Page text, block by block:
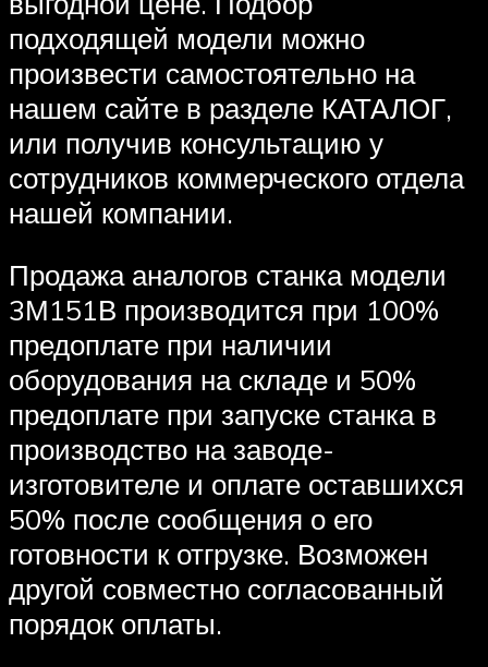
подходящей модели можно
произвести самостоятельно на
нашем сайте в разделе КАТАЛОГ,
или получив консультацию у
сотрудников коммерческого отдела
нашей компании.
Продажа аналогов станка модели
3М151В производится при 100%
предоплате при наличии
оборудования на складе и 50%
предоплате при запуске станка в
производство на заводе-
изготовителе и оплате оставшихся
50% после сообщения о его
готовности к отгрузке. Возможен
другой совместно согласованный
порядок оплаты.